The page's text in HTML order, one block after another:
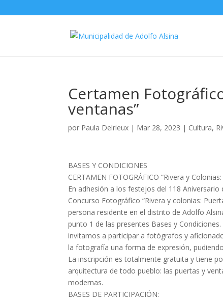
Certamen
ventanas”
por Paula Delrieux | Mar 28, 2023 | Cultura,
BASES Y CONDICIONES
CERTAMEN FOTOGRÁFICO “Rivera y
En adhesión a los festejos del 118
Concurso Fotográfico “Rivera y colonias:
persona residente en el distrito de Adolfo
punto 1 de las presentes Bases y
invitamos a participar a fotógrafos y
la fotografía una forma de expresión,
La inscripción es totalmente gratuita y tiene
arquitectura de todo pueblo: las puertas y
modernas.
BASES DE PARTICIPACIÓN: